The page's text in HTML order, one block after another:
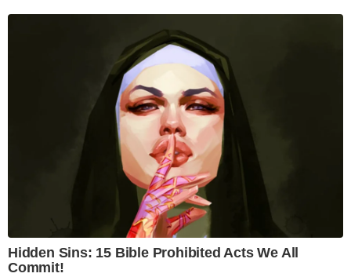
Hidden Sins: 15 Bible Prohibited Acts We All
Commit!